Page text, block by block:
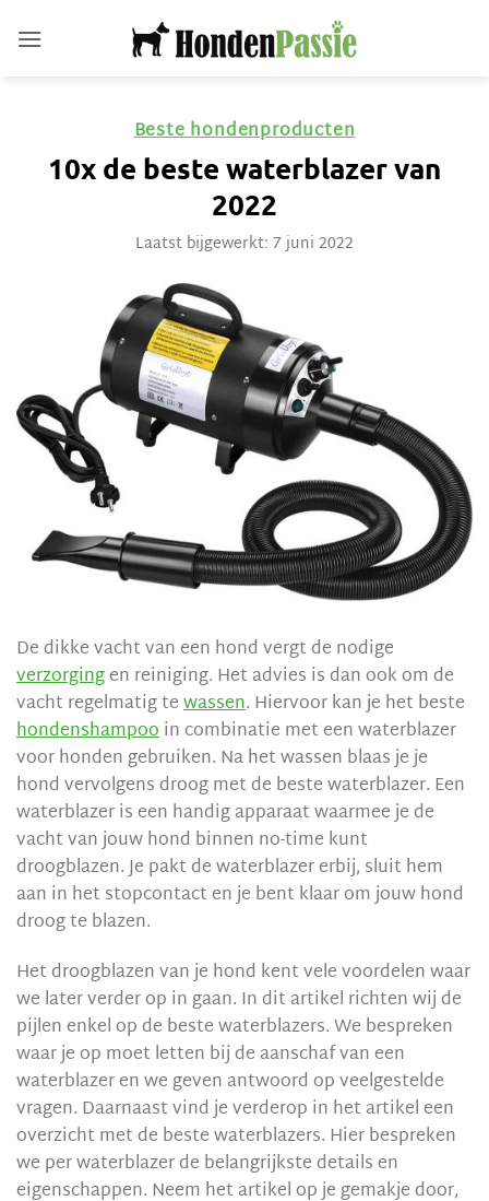
naar
Beste hondenproducten
10x de beste waterblazer van
2022
Laatst bijgewerkt: 7 juni 2022
De dikke vacht van een hond vergt de nodige
verzorgingen reiniging. Het advies is dan ook om de
vacht regelmatig tewassen. Hiervoor kan je het beste
hondenshampooin combinatie met een waterblazer
voor honden gebruiken. Na het wassen blaas je je
hond vervolgens droog met de beste waterblazer. Een
waterblazer is een handig apparaat waarmee je de
vacht van jouw hond binnen no-time kunt
droogblazen. Je pakt de waterblazer erbij, sluit hem
aan in het stopcontact en je bent klaar om jouw hond
droog te blazen.
Het droogblazen van je hond kent vele voordelen waar
we later verder op in gaan. In dit artikel richten wij de
pijlen enkel op de beste waterblazers. We bespreken
waar je op moet letten bij de aanschaf van een
waterblazer en we geven antwoord op veelgestelde
vragen. Daarnaast vind je verderop in het artikel een
overzicht met de beste waterblazers. Hier bespreken
we per waterblazer de belangrijkste details en
eigenschappen. Neem het artikel op je gemakje door,